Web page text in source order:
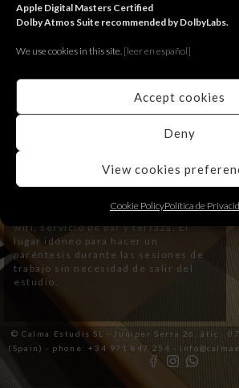
Apple Digital Masters Certified
Dolby Atmos Suite recommended by DolbyLabs.
We use cookies in this site. [leer en español]
Accept cookies
Deny
View cookies
Cookie PolicyPolítica de
Disponemos de un espacio para el
descanso con televisión, internet,
wifi, servicio de bar y terraza. El
lugar idóneo para hacer un
paréntesis durante las sesiones de
trabajo sin necesidad de salir del
estudio.
© Calma Estudis SL - Juniper Serra 26, àtic ·
(Spain) - phone: +34 971 847 254 -